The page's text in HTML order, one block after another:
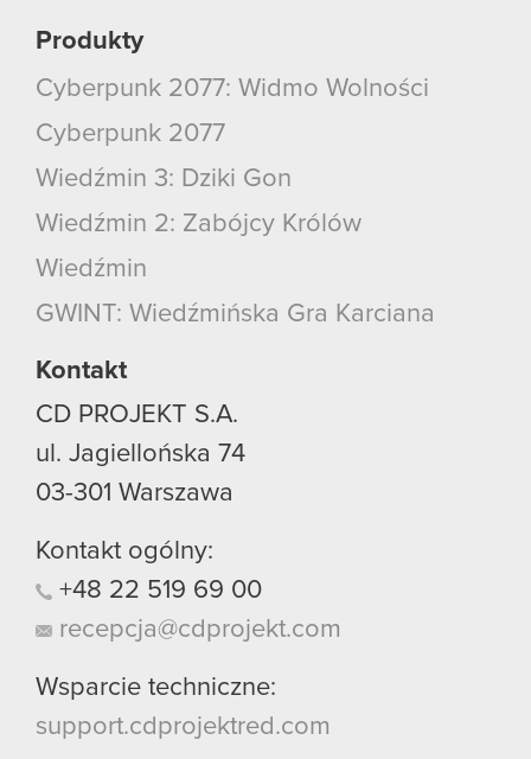
Produkty
Cyberpunk 2077: Widmo Wolności
Cyberpunk 2077
Wiedźmin 3: Dziki Gon
Wiedźmin 2: Zabójcy Królów
Wiedźmin
GWINT: Wiedźmińska Gra Karciana
Kontakt
CD PROJEKT S.A.
ul. Jagiellońska 74
03-301 Warszawa
Kontakt ogólny:
+48 22 519 69 00
recepcja@cdprojekt.com
Wsparcie techniczne:
support.cdprojektred.com